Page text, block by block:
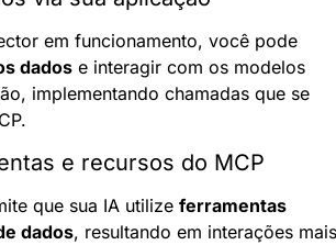
Com o servidor e conector em funcionamento, você pode
dados e interagir com os modelos
implementando chamadas que se
e recursos do MCP
que sua IA utilize ferramentas
dados, resultando em interações mais